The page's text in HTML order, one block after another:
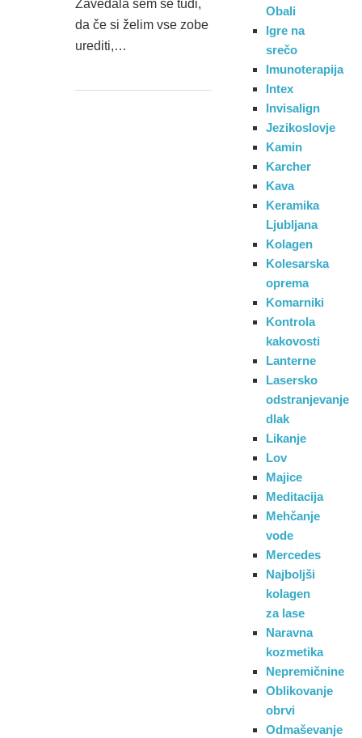
Zavedala sem se tudi,
da če si želim vse zobe
urediti,…
Obali
Igre na
srečo
Imunoterapija
Intex
Invisalign
Jezikoslovje
Kamin
Karcher
Kava
Keramika
Ljubljana
Kolagen
Kolesarska
oprema
Komarniki
Kontrola
kakovosti
Lanterne
Lasersko
odstranjevanje
dlak
Likanje
Lov
Majice
Meditacija
Mehčanje
vode
Mercedes
Najboljši
kolagen
za lase
Naravna
kozmetika
Nepremičnine
Oblikovanje
obrvi
Odmaševanje